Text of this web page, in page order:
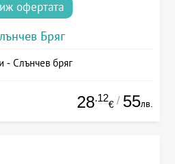
офертата
Бряг
- Слънчев бряг
28.12
€ / 55лв.